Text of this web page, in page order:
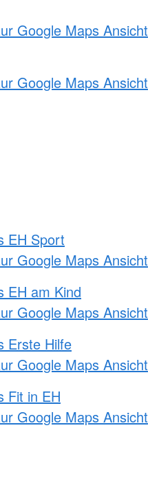
Google Maps Ansicht
Google Maps Ansicht
EH Sport
Google Maps Ansicht
EH am Kind
Google Maps Ansicht
Erste Hilfe
Google Maps Ansicht
Fit in EH
Google Maps Ansicht